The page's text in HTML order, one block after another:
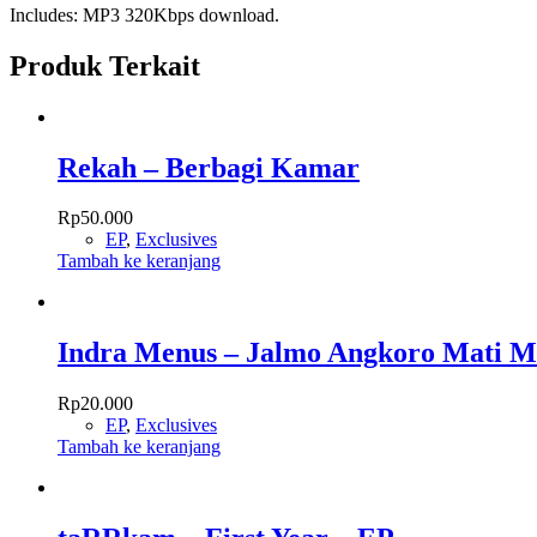
Includes: MP3 320Kbps download.
Produk Terkait
Rekah – Berbagi Kamar
Rp50.000
EP, Exclusives
Tambah ke keranjang
Indra Menus – Jalmo Angkoro Mati
Rp20.000
EP, Exclusives
Tambah ke keranjang